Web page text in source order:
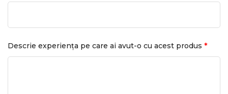
Descrie experiența pe care ai avut-o cu acest produs *